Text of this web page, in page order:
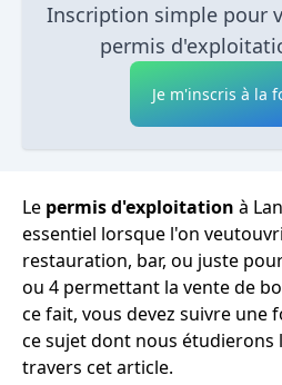
Inscription simple pour
permis
Je m'inscris à la
Le permis d'exploitation à
essentiel lorsque l'on
restauration, bar, ou juste
ou 4 permettant la vente de
ce fait, vous devez suivre une
ce sujet dont nous étudierons
travers cet article.